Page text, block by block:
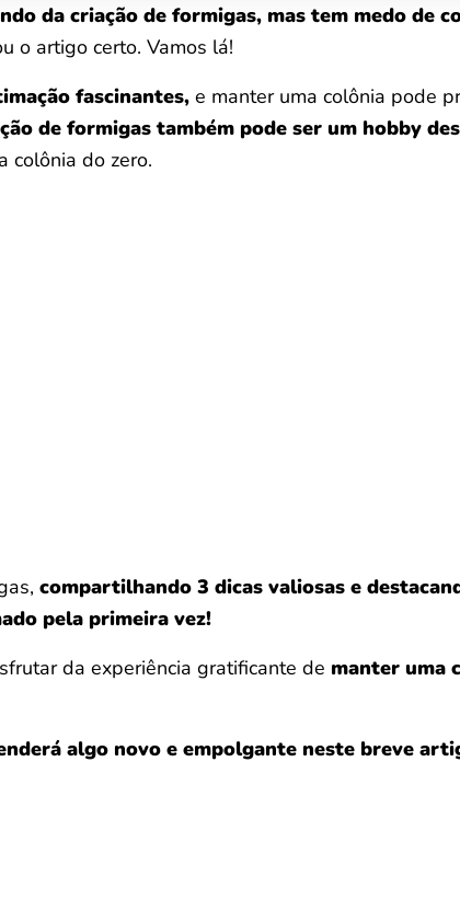
da criação de formigas, mas tem medo de
o artigo certo. Vamos lá!
fascinantes, e manter uma colônia pode
de formigas também pode ser um hobby
colônia do zero.
compartilhando 3 dicas valiosas e
pela primeira vez!
da experiência gratificante de manter uma
algo novo e empolgante neste breve